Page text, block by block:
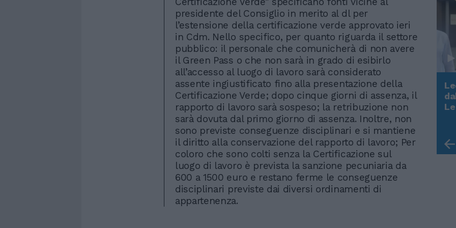
presidente del Consiglio in merito al dl per
l’estensione della certificazione verde approvato ieri
in Cdm. Nello specifico, per quanto riguarda il settore
pubblico: il personale che comunicherà di non avere
il Green Pass o che non sarà in grado di esibirlo
all’accesso al luogo di lavoro sarà considerato
assente ingiustificato fino alla presentazione della
Certificazione Verde; dopo cinque giorni di assenza, il
rapporto di lavoro sarà sospeso; la retribuzione non
sarà dovuta dal primo giorno di assenza. Inoltre, non
sono previste conseguenze disciplinari e si mantiene
il diritto alla conservazione del rapporto di lavoro; Per
coloro che sono colti senza la Certificazione sul
luogo di lavoro è prevista la sanzione pecuniaria da
600 a 1500 euro e restano ferme le conseguenze
disciplinari previste dai diversi ordinamenti di
appartenenza.
Rudy Giuliani a Come States?
Trump, Meloni e la strategia
americana